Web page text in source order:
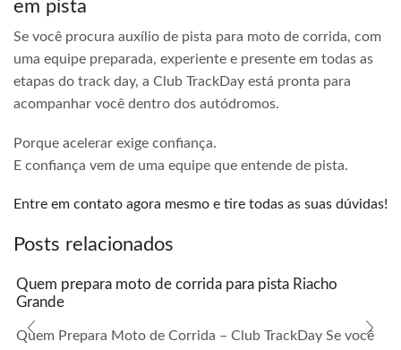
em pista
Se você procura auxílio de pista para moto de corrida, com
uma equipe preparada, experiente e presente em todas as
etapas do track day, a Club TrackDay está pronta para
acompanhar você dentro dos autódromos.
Porque acelerar exige confiança.
E confiança vem de uma equipe que entende de pista.
Entre em contato agora mesmo e tire todas as suas dúvidas!
Posts relacionados
Quem prepara moto de corrida para pista Riacho
Grande
Quem Prepara Moto de Corrida – Club TrackDay Se você